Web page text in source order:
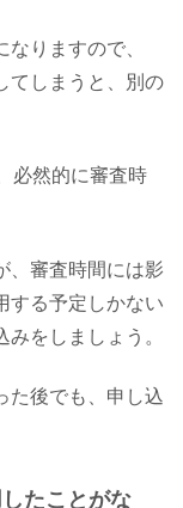
りますので、
てしまうと、別の
必然的に審査時
、審査時間には影
する予定しかない
をしましょう。
た後でも、申し込
たことがな